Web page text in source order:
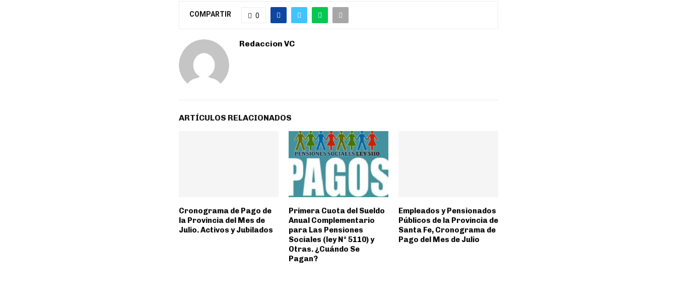
COMPARTIR 0
Redaccion VC
ARTÍCULOS RELACIONADOS
Cronograma de Pago de
la Provincia del Mes de
Julio. Activos y Jubilados
Primera Cuota del Sueldo
Anual Complementario
para Las Pensiones
Sociales (ley N° 5110) y
Otras. ¿Cuándo Se
Pagan?
Empleados y Pensionados
Públicos de la Provincia de
Santa Fe, Cronograma de
Pago del Mes de Julio